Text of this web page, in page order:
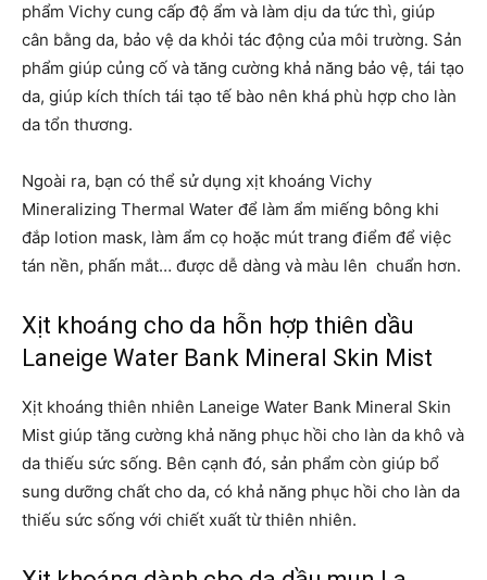
phẩm Vichy cung cấp độ ẩm và làm dịu da tức thì, giúp
cân bằng da, bảo vệ da khỏi tác động của môi trường. Sản
phẩm giúp củng cố và tăng cường khả năng bảo vệ, tái tạo
da, giúp kích thích tái tạo tế bào nên khá phù hợp cho làn
da tổn thương.
Ngoài ra, bạn có thể sử dụng xịt khoáng Vichy
Mineralizing Thermal Water để làm ẩm miếng bông khi
đắp lotion mask, làm ẩm cọ hoặc mút trang điểm để việc
tán nền, phấn mắt… được dễ dàng và màu lên chuẩn hơn.
Xịt khoáng cho da hỗn hợp thiên dầu
Laneige Water Bank Mineral Skin Mist
Xịt khoáng thiên nhiên Laneige Water Bank Mineral Skin
Mist giúp tăng cường khả năng phục hồi cho làn da khô và
da thiếu sức sống. Bên cạnh đó, sản phẩm còn giúp bổ
sung dưỡng chất cho da, có khả năng phục hồi cho làn da
thiếu sức sống với chiết xuất từ thiên nhiên.